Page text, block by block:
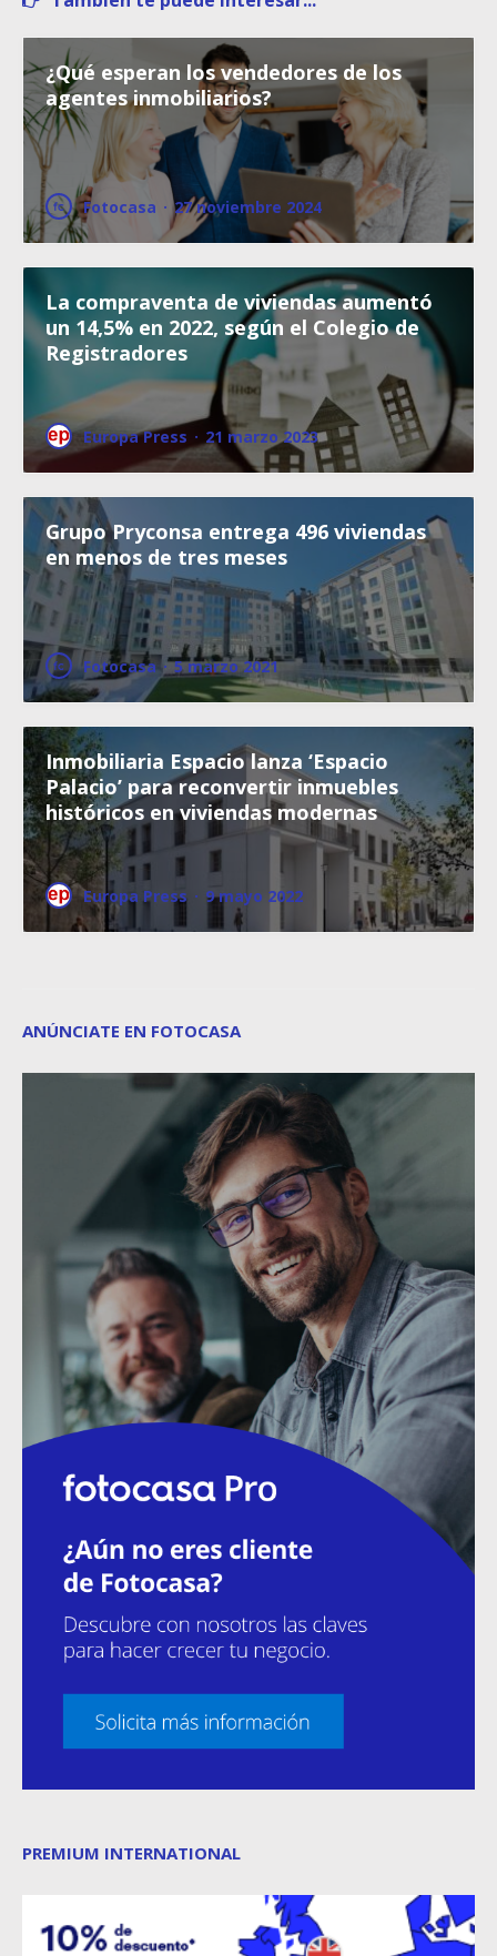
¿Qué esperan los vendedores de los
agentes inmobiliarios?
Fotocasa · 27 noviembre 2024
La compraventa de viviendas aumentó
un 14,5% en 2022, según el Colegio de
Registradores
Europa Press · 21 marzo 2023
Grupo Pryconsa entrega 496 viviendas
en menos de tres meses
Fotocasa · 5 marzo 2021
Inmobiliaria Espacio lanza ‘Espacio
Palacio’ para reconvertir inmuebles
históricos en viviendas modernas
Europa Press · 9 mayo 2022
ANÚNCIATE EN FOTOCASA
PREMIUM INTERNATIONAL